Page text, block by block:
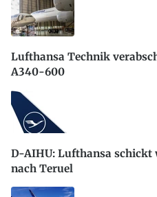
Lufthansa Technik
A340-600
D-AIHU: Lufthansa
nach Teruel